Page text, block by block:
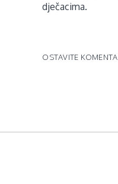
dječacima.
OSTAVITE